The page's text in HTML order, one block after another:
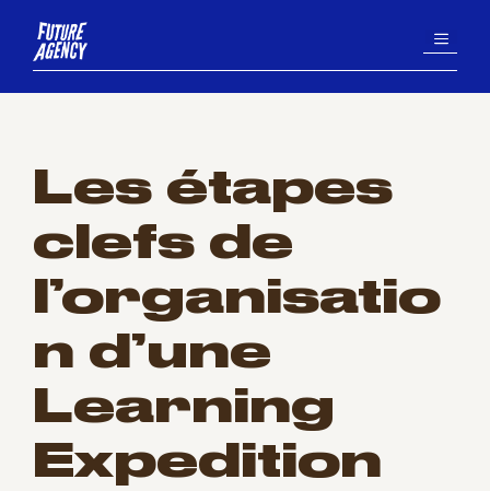
contenu
MENU
Les étapes
clefs de
l’organisatio
n d’une
Learning
Expedition